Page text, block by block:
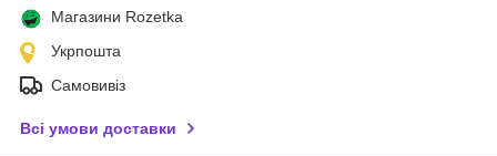
Магазини Rozetka
Укрпошта
Самовивіз
Всі умови доставки